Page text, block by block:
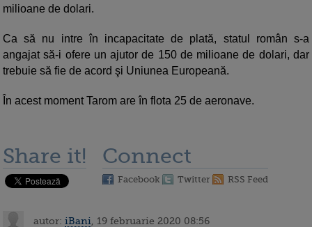
milioane de dolari.
Ca să nu intre în incapacitate de plată, statul român s-a
angajat să-i ofere un ajutor de 150 de milioane de dolari, dar
trebuie să fie de acord şi Uniunea Europeană.
În acest moment Tarom are în flota 25 de aeronave.
Share it! Connect
Facebook Twitter RSS Feed
autor: iBani , 19 februarie 2020 08:56